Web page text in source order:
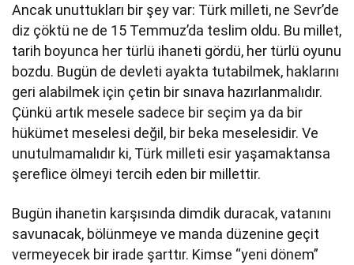
Ancak unuttukları bir şey var: Türk milleti, ne Sevr’de
diz çöktü ne de 15 Temmuz’da teslim oldu. Bu millet,
tarih boyunca her türlü ihaneti gördü, her türlü oyunu
bozdu. Bugün de devleti ayakta tutabilmek, haklarını
geri alabilmek için çetin bir sınava hazırlanmalıdır.
Çünkü artık mesele sadece bir seçim ya da bir
hükümet meselesi değil, bir beka meselesidir. Ve
unutulmamalıdır ki, Türk milleti esir yaşamaktansa
şereflice ölmeyi tercih eden bir millettir.
Bugün ihanetin karşısında dimdik duracak, vatanını
savunacak, bölünmeye ve manda düzenine geçit
vermeyecek bir irade şarttır. Kimse “yeni dönem”